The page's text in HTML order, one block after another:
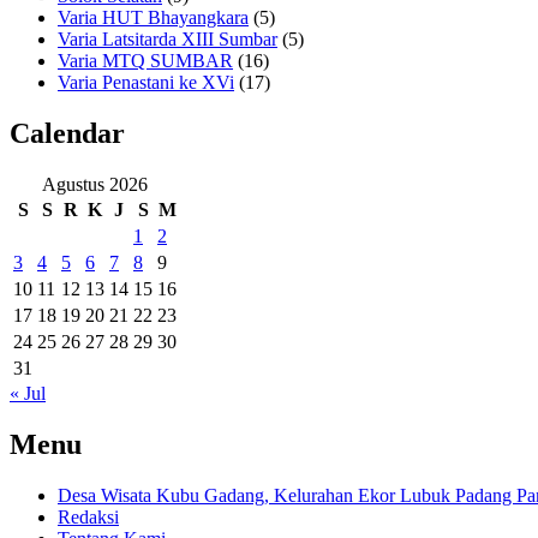
Varia HUT Bhayangkara (5)
Varia Latsitarda XIII Sumbar(5)
Varia MTQ SUMBAR (16)
Varia Penastani ke XVi (17)
Calendar
Agustus 2026
S
S R K J S M
1
2
3
4 5 6 7 8
9
10 11 12 13 14 15 16
17 18 19 20 21 22 23
24 25 26 27 28 29 30
31
« Jul
Menu
Desa Wisata Kubu Gadang, Kelurahan Ekor Lubuk Padang
Redaksi